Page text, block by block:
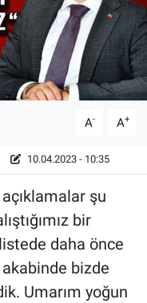
A- A+
10.04.2023 - 10:35
şu
bir
daha önce
bizde
Umarım yoğun